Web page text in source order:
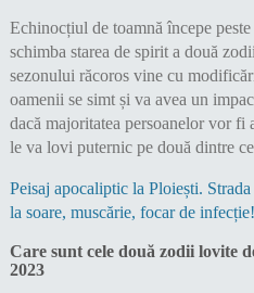
Echinocțiul de toamnă începe
schimba starea de spirit a două
sezonului răcoros vine cu
oamenii se simt și va avea un
dacă majoritatea persoanelor vor fi
le va lovi puternic pe două dintre
Peisaj apocaliptic la Ploiești.
la soare, muscărie, focar de infecție!
Care sunt cele două zodii lovite
2023